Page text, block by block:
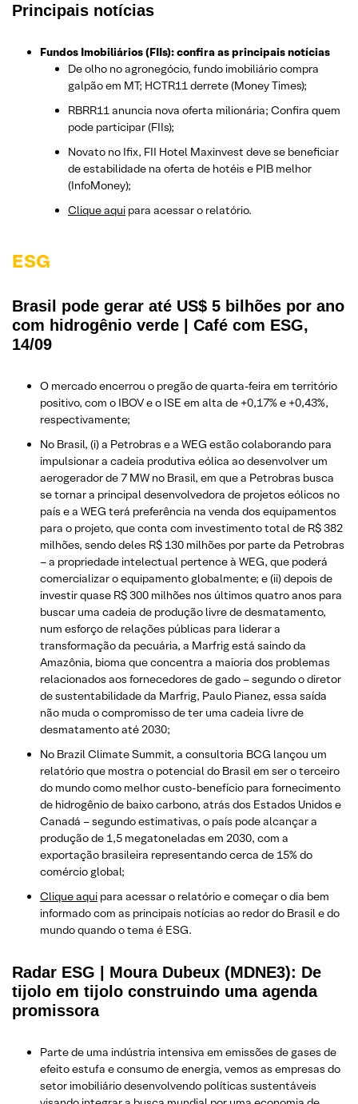
Principais notícias
Fundos Imobiliários (FIIs): confira as principais notícias
De olho no agronegócio, fundo imobiliário compra
galpão em MT; HCTR11 derrete (Money Times);
RBRR11 anuncia nova oferta milionária; Confira quem
pode participar (FIIs);
Novato no Ifix, FII Hotel Maxinvest deve se beneficiar
de estabilidade na oferta de hotéis e PIB melhor
(InfoMoney);
Clique aqui para acessar o relatório.
ESG
Brasil pode gerar até US$ 5 bilhões por ano
com hidrogênio verde | Café com ESG,
14/09
O mercado encerrou o pregão de quarta-feira em território
positivo, com o IBOV e o ISE em alta de +0,17% e +0,43%,
respectivamente;
No Brasil, (i) a Petrobras e a WEG estão colaborando para
impulsionar a cadeia produtiva eólica ao desenvolver um
aerogerador de 7 MW no Brasil, em que a Petrobras busca
se tornar a principal desenvolvedora de projetos eólicos no
país e a WEG terá preferência na venda dos equipamentos
para o projeto, que conta com investimento total de R$ 382
milhões, sendo deles R$ 130 milhões por parte da Petrobras
– a propriedade intelectual pertence à WEG, que poderá
comercializar o equipamento globalmente; e (ii) depois de
investir quase R$ 300 milhões nos últimos quatro anos para
buscar uma cadeia de produção livre de desmatamento,
num esforço de relações públicas para liderar a
transformação da pecuária, a Marfrig está saindo da
Amazônia, bioma que concentra a maioria dos problemas
relacionados aos fornecedores de gado – segundo o diretor
de sustentabilidade da Marfrig, Paulo Pianez, essa saída
não muda o compromisso de ter uma cadeia livre de
desmatamento até 2030;
No Brazil Climate Summit, a consultoria BCG lançou um
relatório que mostra o potencial do Brasil em ser o terceiro
do mundo como melhor custo-benefício para fornecimento
de hidrogênio de baixo carbono, atrás dos Estados Unidos e
Canadá – segundo estimativas, o país pode alcançar a
produção de 1,5 megatoneladas em 2030, com a
exportação brasileira representando cerca de 15% do
comércio global;
Clique aqui para acessar o relatório e começar o dia bem
informado com as principais notícias ao redor do Brasil e do
mundo quando o tema é ESG.
Radar ESG | Moura Dubeux (MDNE3): De
tijolo em tijolo construindo uma agenda
promissora
Parte de uma indústria intensiva em emissões de gases de
efeito estufa e consumo de energia, vemos as empresas do
setor imobiliário desenvolvendo políticas sustentáveis